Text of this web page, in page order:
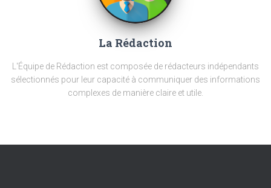
La Rédaction
L'Équipe de Rédaction est composée de rédacteurs indépendants
sélectionnés pour leur capacité à communiquer des informations
complexes de manière claire et utile.